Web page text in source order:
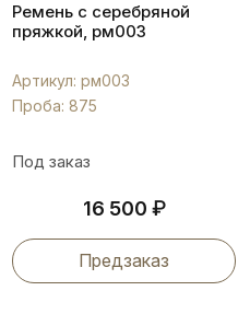
Ремень с серебряной
пряжкой, рм003
Артикул: рм003
Проба: 875
Под заказ
16 500 ₽
Предзаказ